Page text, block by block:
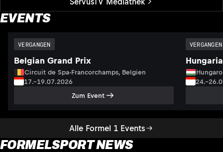
EVENTS
Alle Formel 1 Events
VERGANGEN
Belgian Grand Prix
Circuit de Spa-Francorchamps, Belgien
17.–19.07.2026
Zum Event
VERGANGEN
FORMELSPORT NEWS